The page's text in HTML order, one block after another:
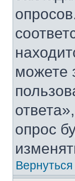
можете
опрос